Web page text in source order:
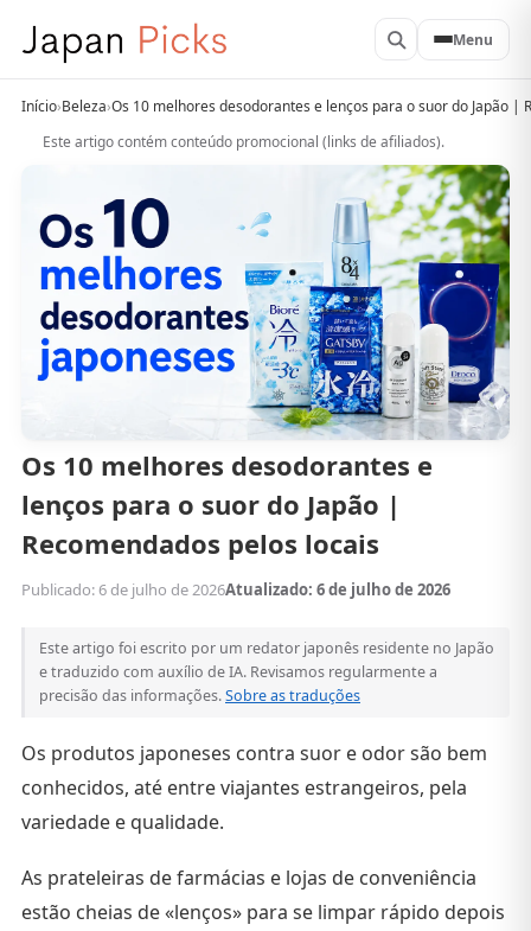
Menu
Início›Beleza›Os 10 melhores desodorantes e lenços para o suor do Japão |
Este artigo contém conteúdo promocional (links de afiliados).
Os 10 melhores desodorantes e
lenços para o suor do Japão |
Recomendados pelos locais
Publicado: 6 de julho de 2026Atualizado: 6 de julho de 2026
Este artigo foi escrito por um redator japonês residente no Japão
e traduzido com auxílio de IA. Revisamos regularmente a
precisão das informações.Sobre as traduções
Os produtos japoneses contra suor e odor são bem
conhecidos, até entre viajantes estrangeiros, pela
variedade e qualidade.
As prateleiras de farmácias e lojas de conveniência
estão cheias de «lenços» para se limpar rápido depois